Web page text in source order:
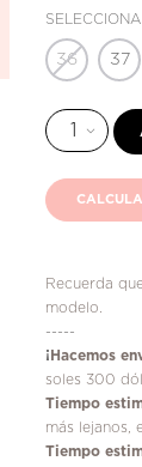
SELECCIONA
36 37
Recuerda
modelo.
-----
¡ Hacemos
soles 300
Tiempo
más lejanos,
Tiempo